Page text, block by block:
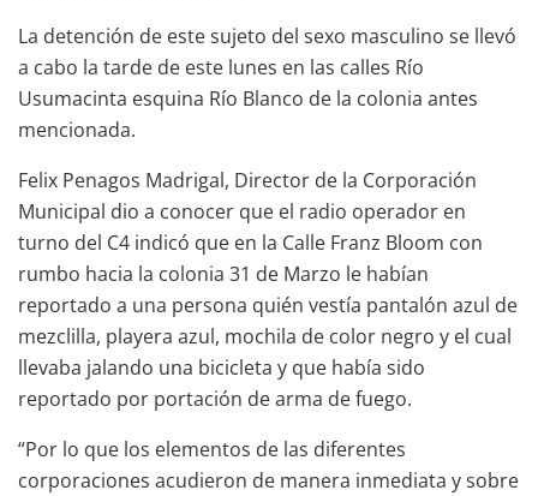
La detención de este sujeto del sexo masculino se llevó
a cabo la tarde de este lunes en las calles Río
Usumacinta esquina Río Blanco de la colonia antes
mencionada.
Felix Penagos Madrigal, Director de la Corporación
Municipal dio a conocer que el radio operador en
turno del C4 indicó que en la Calle Franz Bloom con
rumbo hacia la colonia 31 de Marzo le habían
reportado a una persona quién vestía pantalón azul de
mezclilla, playera azul, mochila de color negro y el cual
llevaba jalando una bicicleta y que había sido
reportado por portación de arma de fuego.
“Por lo que los elementos de las diferentes
corporaciones acudieron de manera inmediata y sobre